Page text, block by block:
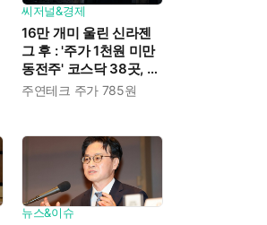
씨저널&경제
16만 개미 울린 신라젠
그 후 : '주가 1천원 미만
동전주' 코스닥 38곳, 코
스피 10곳, 총 48곳 이르
주연테크 주가 785원
뉴스&이슈